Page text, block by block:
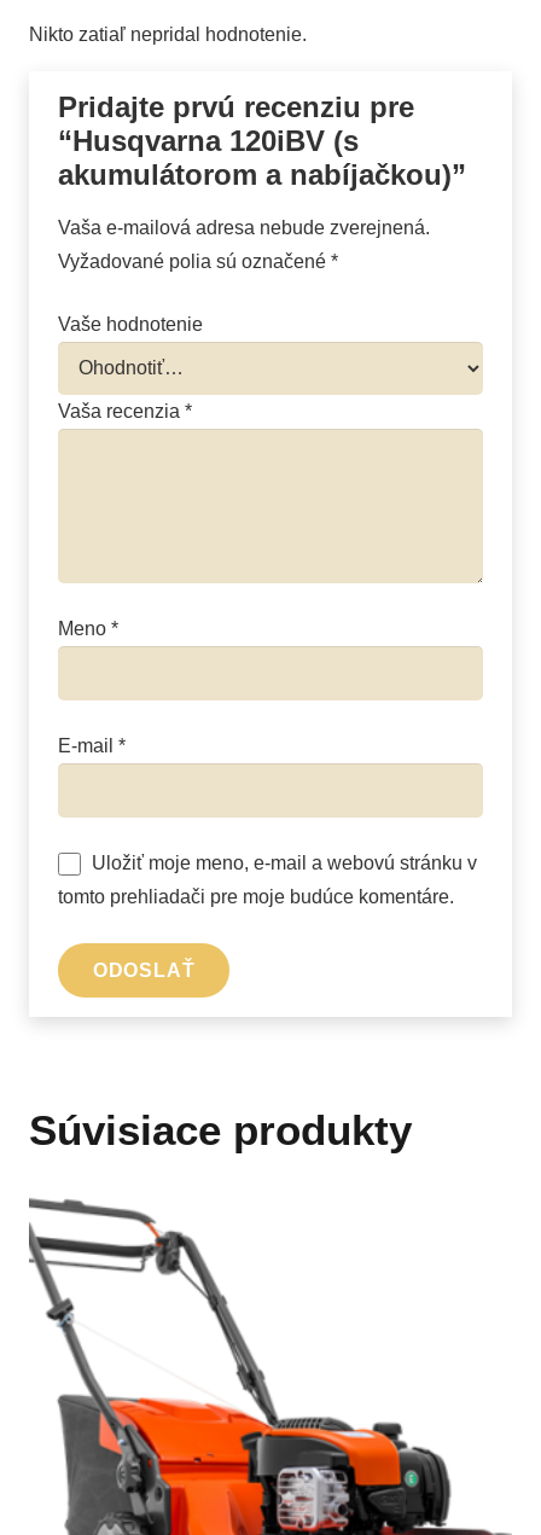
Nikto zatiaľ nepridal hodnotenie.
Pridajte prvú recenziu pre
“Husqvarna 120iBV (s
akumulátorom a nabíjačkou)”
Vaša e-mailová adresa nebude zverejnená.
Vyžadované polia sú označené *
Vaše hodnotenie
Vaša recenzia *
Meno *
E-mail *
Uložiť moje meno, e-mail a webovú stránku v
tomto prehliadači pre moje budúce komentáre.
Súvisiace produkty